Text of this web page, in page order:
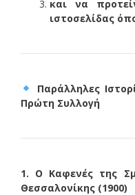
και να
ιστοσελίδας
Παράλληλες
Πρώτη Συλλογή
1. Ο Καφενές της
Θεσσαλονίκης (1900)